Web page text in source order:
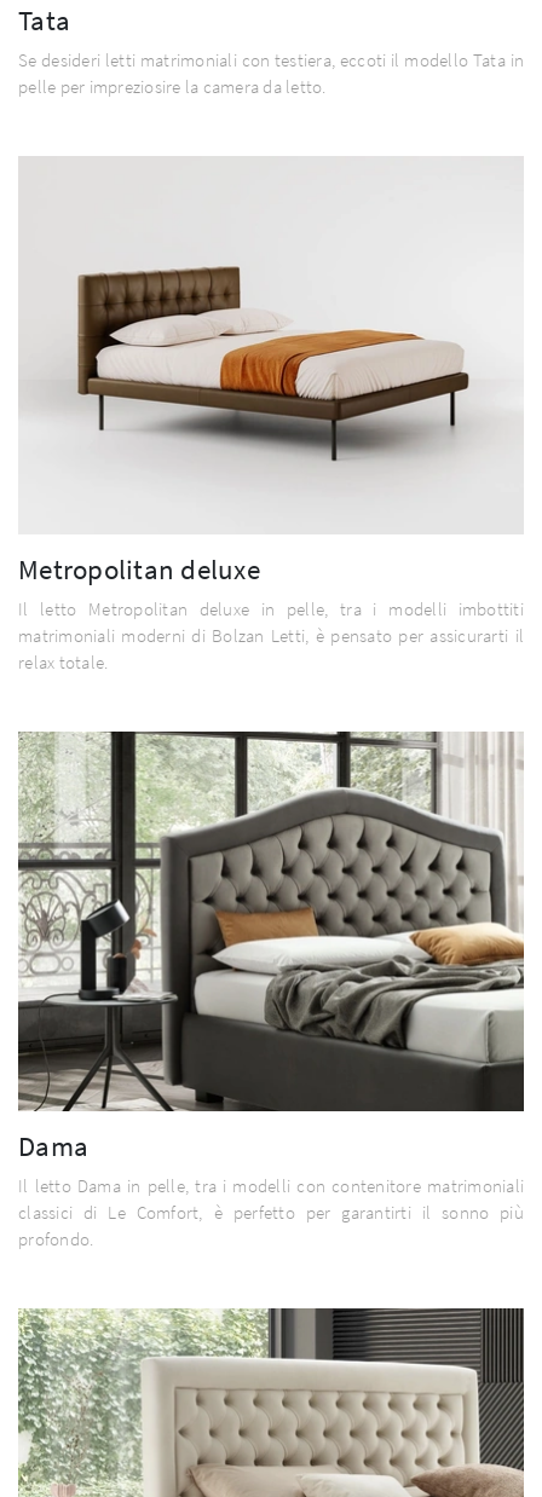
Tata
Se desideri letti matrimoniali con testiera, eccoti il modello Tata in
pelle per impreziosire la camera da letto.
Metropolitan deluxe
Il letto Metropolitan deluxe in pelle, tra i modelli imbottiti
matrimoniali moderni di Bolzan Letti, è pensato per assicurarti il
relax totale.
Dama
Il letto Dama in pelle, tra i modelli con contenitore matrimoniali
classici di Le Comfort, è perfetto per garantirti il sonno più
profondo.